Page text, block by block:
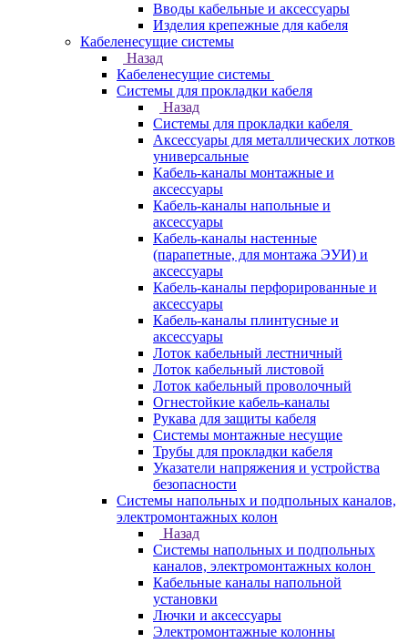
Вводы кабельные и аксессуары
Изделия крепежные для кабеля
Кабеленесущие системы
Назад
Кабеленесущие системы
Системы для прокладки кабеля
Назад
Системы для прокладки кабеля
Аксессуары для металлических лотков
универсальные
Кабель-каналы монтажные и
аксессуары
Кабель-каналы напольные и
аксессуары
Кабель-каналы настенные
(парапетные, для монтажа ЭУИ) и
аксессуары
Кабель-каналы перфорированные и
аксессуары
Кабель-каналы плинтусные и
аксессуары
Лоток кабельный лестничный
Лоток кабельный листовой
Лоток кабельный проволочный
Огнестойкие кабель-каналы
Рукава для защиты кабеля
Системы монтажные несущие
Трубы для прокладки кабеля
Указатели напряжения и устройства
безопасности
Системы напольных и подпольных каналов,
электромонтажных колон
Назад
Системы напольных и подпольных
каналов, электромонтажных колон
Кабельные каналы напольной
установки
Лючки и аксессуары
Электромонтажные колонны